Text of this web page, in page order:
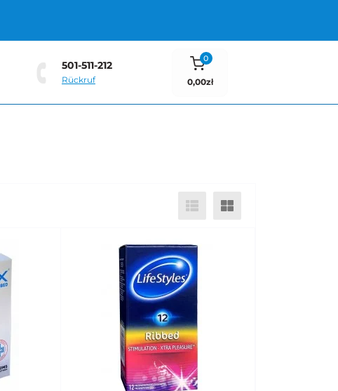
501-511-212
Rückruf
0
0,00zł